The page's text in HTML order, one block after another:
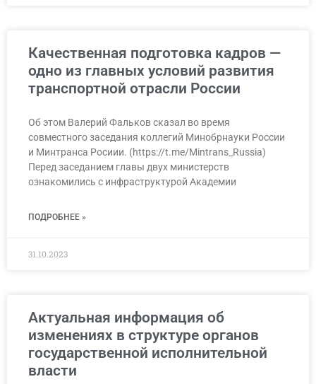
Качественная подготовка кадров —
одно из главных условий развития
транспортной отрасли России
Об этом Валерий Фальков сказал во время
совместного заседания коллегий Минобрнауки России
и Минтранса Росиии. (https://t.me/Mintrans_Russia)
Перед заседанием главы двух министерств
ознакомились с инфраструктурой Академии
ПОДРОБНЕЕ »
31.10.2023
Актуальная информация об
изменениях в структуре органов
государственной исполнительной
власти